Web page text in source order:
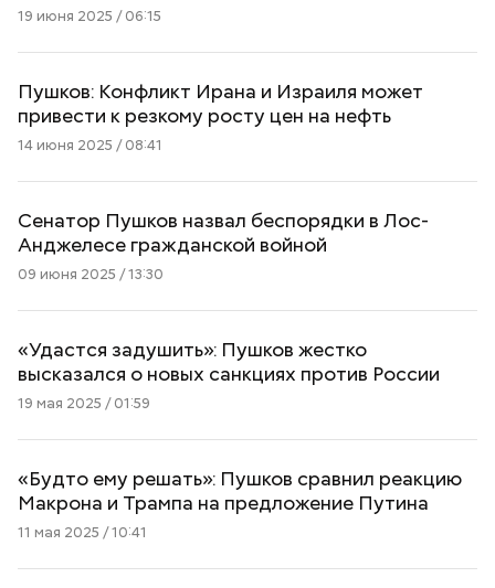
19 июня 2025 / 06:15
Пушков: Конфликт Ирана и Израиля может
привести к резкому росту цен на нефть
14 июня 2025 / 08:41
Сенатор Пушков назвал беспорядки в Лос-
Анджелесе гражданской войной
09 июня 2025 / 13:30
«Удастся задушить»: Пушков жестко
высказался о новых санкциях против России
19 мая 2025 / 01:59
«Будто ему решать»: Пушков сравнил реакцию
Макрона и Трампа на предложение Путина
11 мая 2025 / 10:41